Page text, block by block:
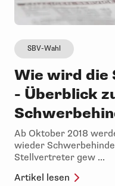
SBV-Wahl
Wie wird die
- Überblick
Ab Oktober 2018
wieder
Stellvertreter gew ...
Artikel lesen